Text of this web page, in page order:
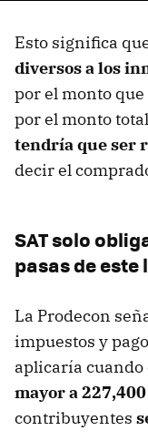
Esto significa
diversos a los
por el monto
por el monto
tendría que ser
decir el
SAT solo
pasas de este
La Prodecon
impuestos y
aplicaría cuando
mayor a
contribuyentes